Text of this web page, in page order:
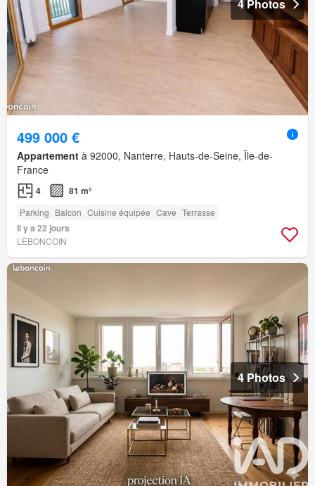
4 Photos
499 000 €
Appartement à 92000, Nanterre, Hauts-de-Seine, Île-de-
France
4 81 m²
Parking Balcon Cuisine équipée Cave Terrasse
Il y a 22 jours
LEBONCOIN
4 Photos